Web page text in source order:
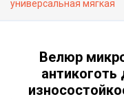
универсальная мягкая
Велюр